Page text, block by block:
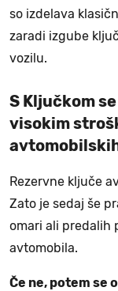
so izdelava
zaradi izgube
vozilu.
S Ključkom
visokim
Rezervne ključe
Zato je sedaj še
omari ali predalih
avtomobila.
Če ne, potem se